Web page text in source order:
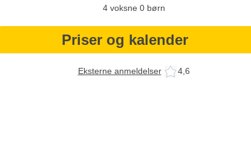
4 voksne 0 børn
Priser og kalender
Eksterne anmeldelser 4,6